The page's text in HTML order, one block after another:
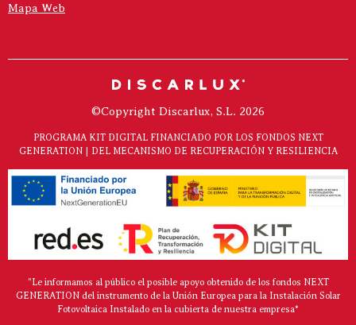
Mapa Web
©Copyright Discarlux, S.L. 2026
PROGRAMA KIT DIGITAL FINANCIADO POR LOS FONDOS NEXT
GENERATION | DEL MECANISMO DE RECUPERACIÓN Y RESILIENCIA
"Le informamos al público el posible apoyo obtenido de los fondos NEXT
GENERATION del instrumento de la Unión Europea para la Instalación Solar
Fotovoltaica Instalado en la cubierta de nuestra empresa*